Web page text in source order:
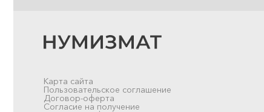
Карта сайта
Пользовательское соглашение
Договор-оферта
Согласие на получение